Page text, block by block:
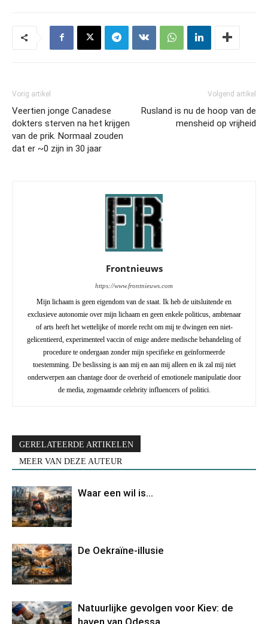
Vorig artikel
Veertien jonge Canadese
dokters sterven na het krijgen
van de prik. Normaal zouden
dat er ~0 zijn in 30 jaar
Volgend artikel
Rusland is nu de hoop van de
mensheid op vrijheid
Frontnieuws
https://www.frontnieuws.com
Mijn lichaam is geen eigendom van de staat. Ik heb de uitsluitende en
exclusieve autonomie over mijn lichaam en geen enkele politicus, ambtenaar
of arts heeft het wettelijke of morele recht om mij te dwingen een niet-
gelicentieerd, experimenteel vaccin of enige andere medische behandeling of
procedure te ondergaan zonder mijn specifieke en geïnformeerde
toestemming. De beslissing is aan mij en aan mij alleen en ik zal mij niet
onderwerpen aan chantage door de overheid of emotionele manipulatie door
de media, zogenaamde celebrity influencers of politici.
GERELATEERDE ARTIKELEN
MEER VAN DEZE AUTEUR
Waar een wil is…
De Oekraïne-illusie
Natuurlijke gevolgen voor Kiev: de
haven van Odessa